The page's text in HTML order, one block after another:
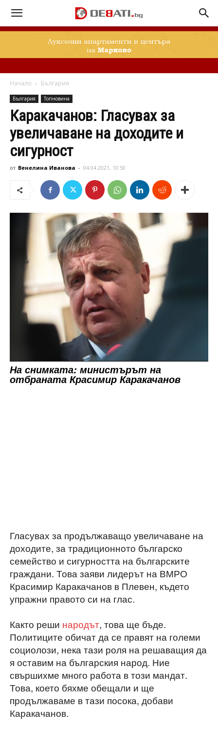
Начало България
България Топновина
Каракачанов: Гласувах за
увеличаване на доходите и
сигурност
от Венелина Иванова - 04.04.2021, 10:50
На снимката: министърът на
отбраната Красимир Каракачанов
Гласувах за продължаващо увеличаване на
доходите, за традиционното българско
семейство и сигурността на българските
граждани. Това заяви лидерът на ВМРО
Красимир Каракачанов в Плевен, където
упражни правото си на глас.
Както реши народът, това ще бъде.
Политиците обичат да се правят на големи
социолози, нека тази роля на решаващия да
я оставим на българския народ. Ние
свършихме много работа в този мандат.
Това, което бяхме обещали и ще
продължаваме в тази посока, добави
Каракачанов.